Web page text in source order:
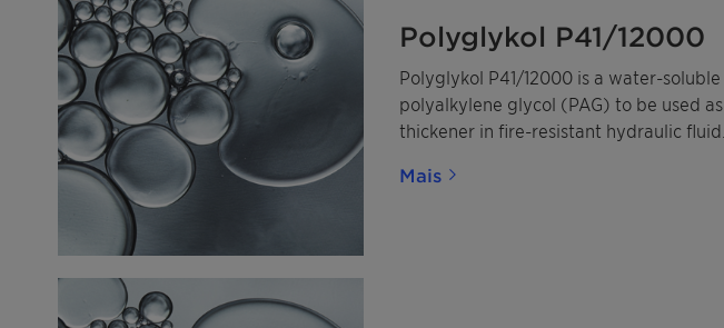
Polyglykol P41/12000
Polyglykol P41/12000 is a water-soluble
polyalkylene glycol (PAG) to be used as
thickener in fire-resistant hydraulic fluids
Mais